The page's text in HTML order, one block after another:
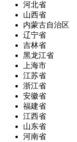
河北省
山西省
内蒙古自治区
辽宁省
吉林省
黑龙江省
上海市
江苏省
浙江省
安徽省
福建省
江西省
山东省
河南省